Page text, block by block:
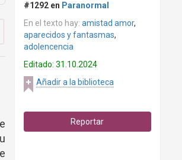
#1292 en Paranormal
En el texto hay: amistad amor,
aparecidos y fantasmas,
adolencencia
Editado: 31.10.2024
Añadir a la biblioteca
Reportar